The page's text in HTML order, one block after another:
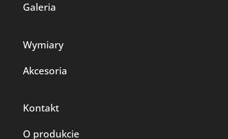
Galeria
Wymiary
Akcesoria
Kontakt
O produkcie